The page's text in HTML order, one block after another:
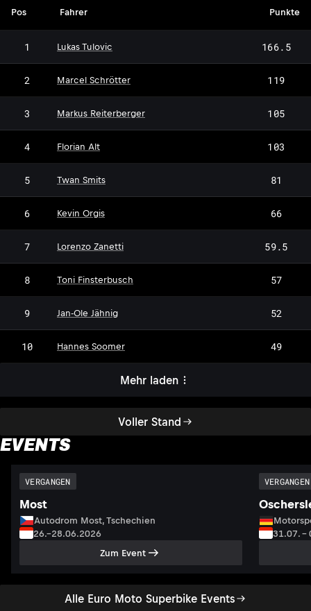
Voller Stand
Pos Fahrer Punkte
1 Lukas Tulovic 166.5
2 Marcel Schrötter 119
3 Markus Reiterberger 105
4 Florian Alt 103
5 Twan Smits 81
6 Kevin Orgis 66
7 Lorenzo Zanetti 59.5
8 Toni Finsterbusch 57
9 Jan-Ole Jähnig 52
10 Hannes Soomer 49
Mehr laden
EVENTS
Alle Euro Moto Superbike Events
VERGANGEN
Most
Autodrom Most, Tschechien
26.–28.06.2026
Zum Event
VERGANGEN
31.07. –